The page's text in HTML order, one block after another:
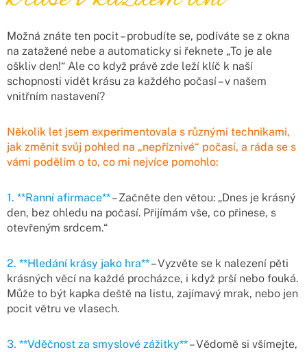
Možná znáte ten pocit – probudíte se, podíváte se z okna
na zatažené nebe a automaticky si řeknete „To je ale
oškliv den!“ Ale co když právě zde leží klíč k naší
schopnosti vidět krásu za každého počasí – v našem
vnitřním nastavení?
Několik let jsem experimentovala s různými technikami,
jak změnit svůj pohled na „nepříznivé“ počasí, a ráda se s
vámi podělím o to, co mi nejvíce pomohlo:
1. **Ranní afirmace**– Začněte den větou: „Dnes je krásný
den, bez ohledu na počasí. Přijímám vše, co přinese, s
otevřeným srdcem.“
2. **Hledání krásy jako hra**– Vyzvěte se k nalezení pěti
krásných věcí na každé procházce, i když prší nebo fouká.
Může to být kapka deště na listu, zajímavý mrak, nebo jen
pocit větru ve vlasech.
3. **Vděčnost za smyslové zážitky**– Vědomě si všímejte,